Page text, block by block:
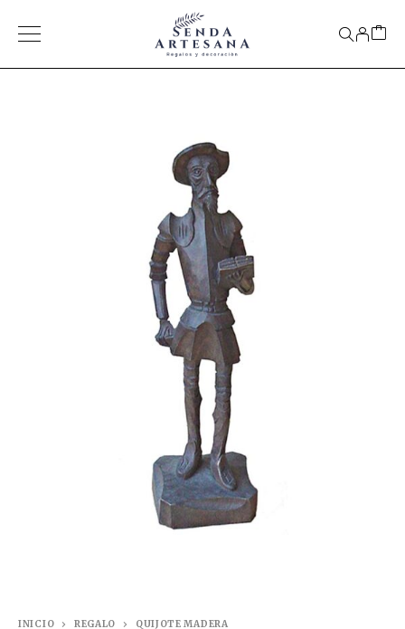
INICIO REGALO QUIJOTE MADERA